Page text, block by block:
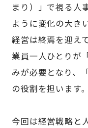
まり）」で視る人
ように変化の大き
経営は終焉を迎え
業員一人ひとりが
みが必要となり、
の役割を担います。
今回は経営戦略と